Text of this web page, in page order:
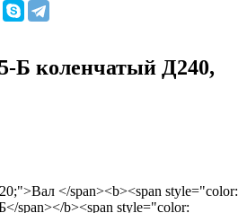
Б коленчатый Д240,
</span><b><span style="color:
span></b><span style="color: